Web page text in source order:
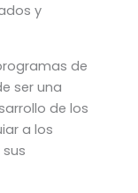
y
de
ser una
de los
a los